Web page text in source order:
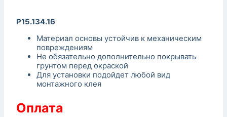
P15.134.16
Материал основы устойчив к механическим
повреждениям
Не обязательно дополнительно покрывать
грунтом перед окраской
Для установки подойдет любой вид
монтажного клея
Оплата